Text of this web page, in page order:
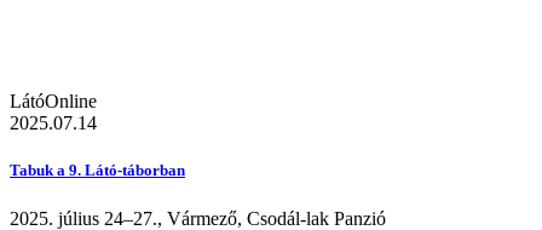
LátóOnline
2025.07.14
Tabuk a 9. Látó-táborban
2025. július 24–27., Vármező, Csodál-lak Panzió